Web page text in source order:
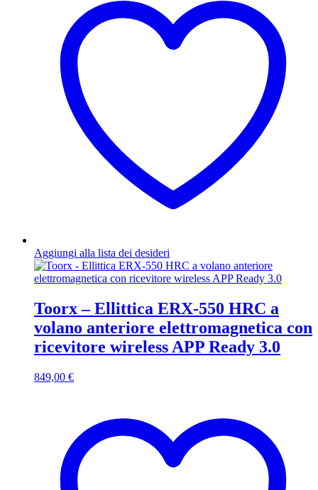
Aggiungi alla lista dei desideri
Toorx – Ellittica ERX-550 HRC a
volano anteriore elettromagnetica con
ricevitore wireless APP Ready 3.0
849,00 €